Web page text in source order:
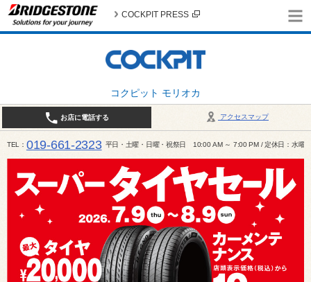
コクピット モリオカ
COCKPIT PRESS
アクセスマップ
お店に電話する
TEL 019-661-2323 平日・土曜・日曜・祝祭日 10:00 AM ～ 7:00 PM / 定休日：水曜